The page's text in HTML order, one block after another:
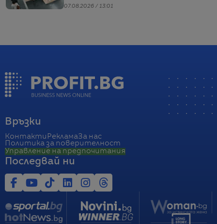
07.08.2026 / 13:01
Връзки
Контакти РекламаЗа нас
Политика за поверителност
Управление на предпочитания
Последвай ни